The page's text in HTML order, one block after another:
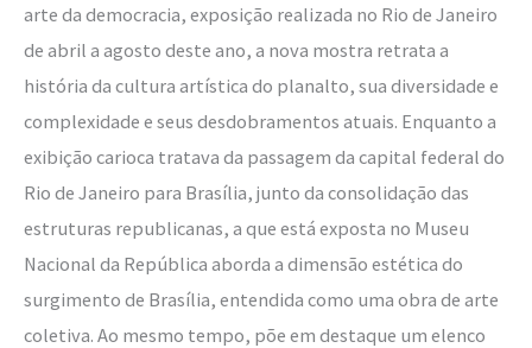
arte da democracia, exposição realizada no Rio de Janeiro
de abril a agosto deste ano, a nova mostra retrata a
história da cultura artística do planalto, sua diversidade e
complexidade e seus desdobramentos atuais. Enquanto a
exibição carioca tratava da passagem da capital federal do
Rio de Janeiro para Brasília, junto da consolidação das
estruturas republicanas, a que está exposta no Museu
Nacional da República aborda a dimensão estética do
surgimento de Brasília, entendida como uma obra de arte
coletiva. Ao mesmo tempo, põe em destaque um elenco